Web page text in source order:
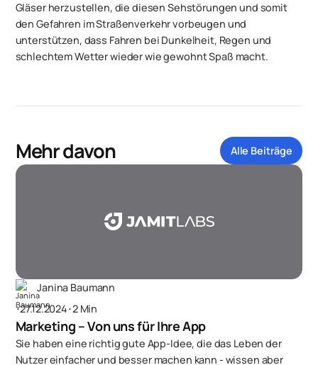
Gläser herzustellen, die diesen Sehstörungen und somit
den Gefahren im Straßenverkehr vorbeugen und
unterstützen, dass Fahren bei Dunkelheit, Regen und
schlechtem Wetter wieder wie gewohnt Spaß macht.
Mehr davon Alle Beiträge
Janina Baumann
･27.12.2024･2 Min
Marketing – Von uns für Ihre App
Sie haben eine richtig gute App-Idee, die das Leben der
Nutzer einfacher und besser machen kann - wissen aber